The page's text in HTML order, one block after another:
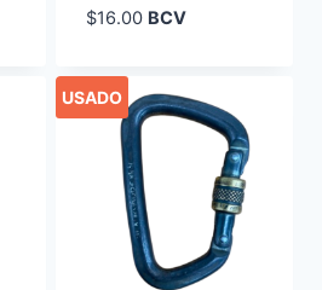
$16.00 BCV
USADO